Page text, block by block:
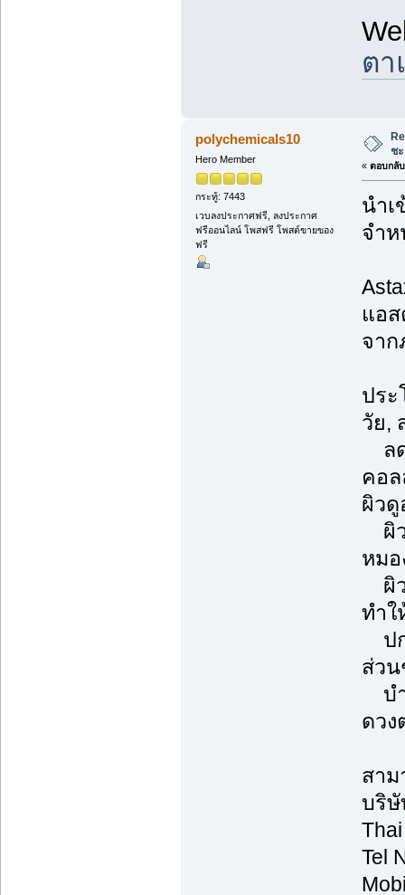
ตา
polychemicals10
Hero Member
กระทู้: 7443
เวบลงประกาศฟรี, ลงประกาศ
ฟรีออนไลน์ โพสฟรี โพสต์ขายของ
ฟรี
ช
« ตอบกลั
นำเ
จำ
แอ
จาก
ปร
วัย,
ลด
คอล
ผิวดู
ผิว
หมอ
ผิว
ทำใ
ปก
ส่วน
บำ
ดวง
สา
บริ
Tel